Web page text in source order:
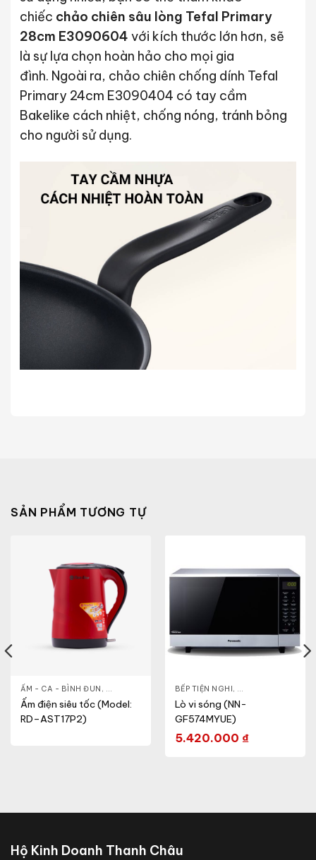
chiếc chảo chiên sâu lòng Tefal Primary
28cm E3090604 với kích thước lớn hơn, sẽ
là sự lựa chọn hoàn hảo cho mọi gia
đình. Ngoài ra, chảo chiên chống dính Tefal
Primary 24cm E3090404 có tay cầm
Bakelike cách nhiệt, chống nóng, tránh bỏng
cho người sử dụng.
SẢN PHẨM TƯƠNG TỰ
ẤM - CA - BÌNH ĐUN , GIA DỤNG KHỎE & ĐẸP,NỒI - ẤM - CA - BÌNH
Ấm điện siêu tốc (Model:
RD–AST17P2)
BẾP TIỆN NGHI, GIA DỤNG KHỎE &
Lò vi sóng (NN-
GF574MYUE)
5.420.000 ₫
& ĐẸP,NỒI - ẤM - CA - BÌNH
Hộ Kinh Doanh Thanh Châu